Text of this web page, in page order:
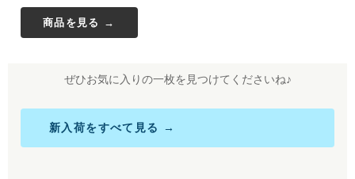
商品を見る →
ぜひお気に入りの一枚を見つけてくださいね♪
新入荷をすべて見る →